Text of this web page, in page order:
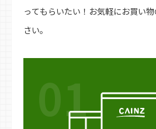
ってもらいたい！お気軽にお買い
さい。
01